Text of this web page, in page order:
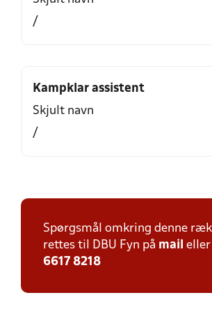
/
Kampklar assistent
Skjult navn
/
Spørgsmål omkring denne
rettes til DBU Fyn på mail
6617 8218